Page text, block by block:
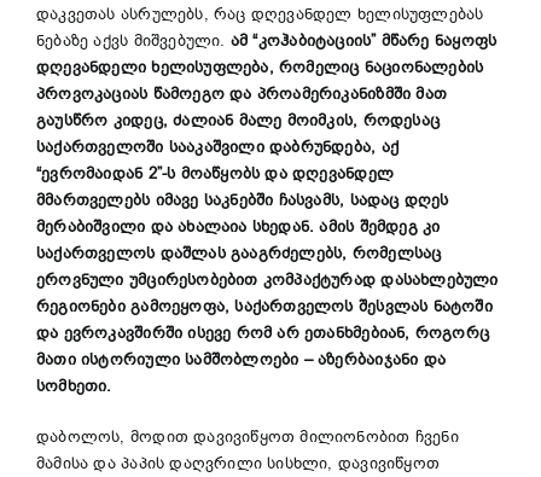
დაკვეთას ასრულებს, რაც დღევანდელ ხელისუფლებას
ნებაზე აქვს მიშვებული. ამ “კოჰაბიტაციის” მწარე ნაყოფს
დღევანდელი ხელისუფლება, რომელიც ნაციონალების
პროვოკაციას წამოეგო და პროამერიკანიზმში მათ
გაუსწრო კიდეც, ძალიან მალე მოიმკის, როდესაც
საქართველოში სააკაშვილი დაბრუნდება, აქ
“ევრომაიდან 2”-ს მოაწყობს და დღევანდელ
მმართველებს იმავე საკნებში ჩასვამს, სადაც დღეს
მერაბიშვილი და ახალაია სხედან. ამის შემდეგ კი
საქართველოს დაშლას გააგრძელებს, რომელსაც
ეროვნული უმცირესობებით კომპაქტურად დასახლებული
რეგიონები გამოეყოფა, საქართველოს შესვლას ნატოში
და ევროკავშირში ისევე რომ არ ეთანხმებიან, როგორც
მათი ისტორიული სამშობლოები – აზერბაიჯანი და
სომხეთი.
დაბოლოს, მოდით დავივიწყოთ მილიონობით ჩვენი
მამისა და პაპის დაღვრილი სისხლი, დავივიწყოთ